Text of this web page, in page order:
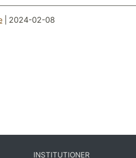
| 2024-02-08
INSTITUTIONER